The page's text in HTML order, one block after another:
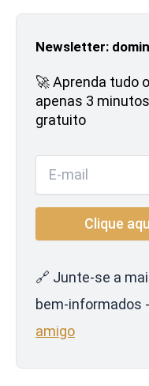
Newsletter:
🚀 Aprenda tudo
apenas 3
gratuito
🔗 Junte-se a
bem-informados -
amigo